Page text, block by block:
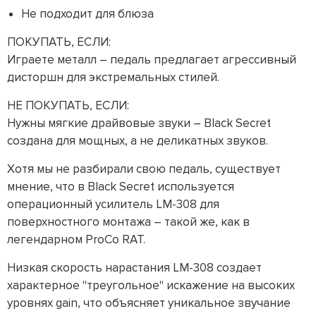
Не подходит для блюза
ПОКУПАТЬ, ЕСЛИ:
Играете металл – педаль предлагает агрессивный
дисторшн для экстремальных стилей.
НЕ ПОКУПАТЬ, ЕСЛИ:
Нужны мягкие драйвовые звуки – Black Secret
создана для мощных, а не деликатных звуков.
Хотя мы не разбирали свою педаль, существует
мнение, что в Black Secret используется
операционный усилитель LM-308 для
поверхностного монтажа – такой же, как в
легендарном ProCo RAT.
Низкая скорость нарастания LM-308 создает
характерное "треугольное" искажение на высоких
уровнях gain, что объясняет уникальное звучание